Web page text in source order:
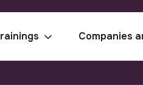
Companies